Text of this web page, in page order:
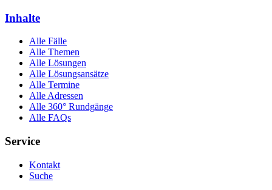
Inhalte
Alle Fälle
Alle Themen
Alle Lösungen
Alle Lösungsansätze
Alle Termine
Alle Adressen
Alle 360° Rundgänge
Alle FAQs
Service
Kontakt
Suche